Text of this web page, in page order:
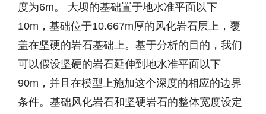
度为6m。 大坝的基础置于地水准平面以下
10m，基础位于10.667m厚的风化岩石层上，覆
盖在坚硬的岩石基础上。基于分析的目的，我们
可以假设坚硬的岩石延伸到地水准平面以下
90m，并且在模型上施加这个深度的相应的边界
条件。基础风化岩石和坚硬岩石的整体宽度设定